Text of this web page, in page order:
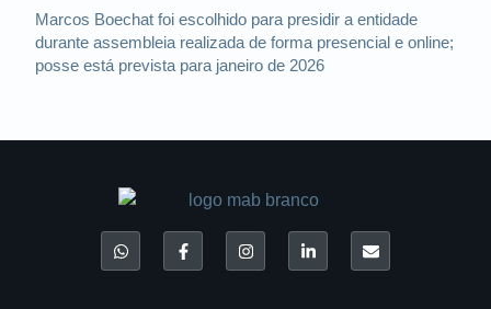
Marcos Boechat foi escolhido para presidir a entidade
durante assembleia realizada de forma presencial e online;
posse está prevista para janeiro de 2026